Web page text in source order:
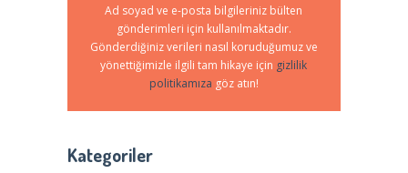
Ad soyad ve e-posta bilgileriniz bülten
gönderimleri için kullanılmaktadır.
Gönderdiğiniz verileri nasıl koruduğumuz ve
yönettiğimizle ilgili tam hikaye için gizlilik
politikamıza göz atın!
Kategoriler